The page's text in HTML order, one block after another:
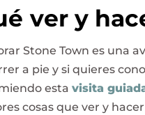
ver y
Stone Town es una
a pie y si quieres
estavisita
cosas que ver y